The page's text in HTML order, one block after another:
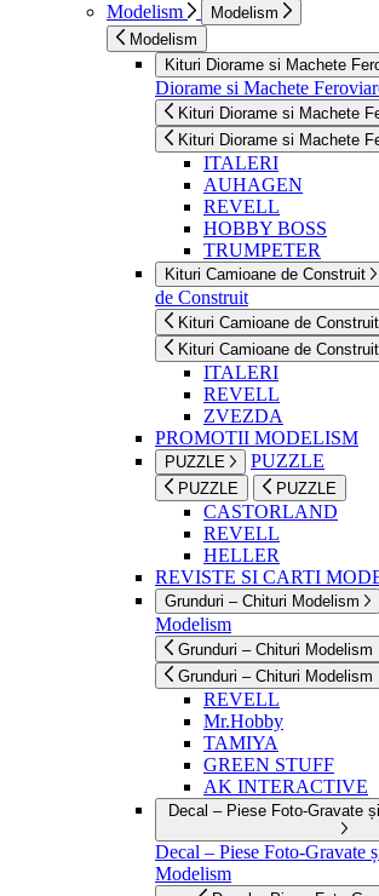
Modelism
Modelism
Modelism
Kituri Diorame si Machete
Diorame si Machete
Kituri Diorame si Machete
Kituri Diorame si Machete
ITALERI
AUHAGEN
REVELL
HOBBY BOSS
TRUMPETER
Kituri Camioane de Construit
de Construit
Kituri Camioane de Construit
Kituri Camioane de Construit
ITALERI
REVELL
ZVEZDA
PROMOTII MODELISM
PUZZLE PUZZLE
PUZZLE PUZZLE
CASTORLAND
REVELL
HELLER
REVISTE SI CARTI
Grunduri – Chituri Modelism
Modelism
Grunduri – Chituri Modelism
Grunduri – Chituri Modelism
REVELL
Mr.Hobby
TAMIYA
GREEN STUFF
AK INTERACTIVE
Decal – Piese Foto-Gravate
Decal – Piese Foto-Gravate
Modelism